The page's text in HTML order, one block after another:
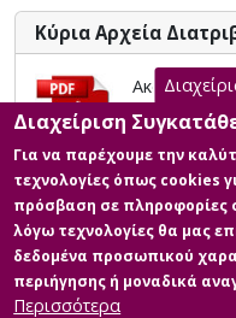
width, materials and
design are presented,
conclusions are
investigation are
acoustics,
simulation, room
Κύρια Αρχεία
Ακουστική
Μουσικής
Περιγραφή:
(pdf)
Διαχείριση
Για να παρέχουμε την
τεχνολογίες όπως cookies
πρόσβαση σε πληροφορίες
λόγω τεχνολογίες θα μας
δεδομένα προσωπικού
περιήγησης ή μοναδικά
Περισσότερα